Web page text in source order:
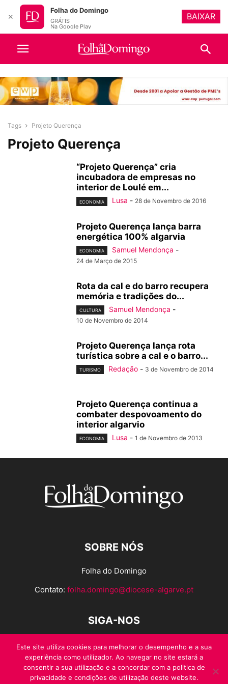
Tags Projeto Querença
Projeto Querença
“Projeto Querença” cria
incubadora de empresas no
interior de Loulé em...
ECONOMIA Lusa - 28 de Novembro de 2016
Projeto Querença lança barra
energética 100% algarvia
ECONOMIA Samuel Mendonça -
24 de Março de 2015
Rota da cal e do barro recupera
memória e tradições do...
CULTURA Samuel Mendonça -
10 de Novembro de 2014
Projeto Querença lança rota
turística sobre a cal e o barro...
TURISMO Redação - 3 de Novembro de 2014
Projeto Querença continua a
combater despovoamento do
interior algarvio
ECONOMIA Lusa - 1 de Novembro de 2013
SOBRE NÓS
Folha do Domingo
Contato: folha.domingo@diocese-algarve.pt
SIGA-NOS
Este site utiliza cookies para melhorar o desempenho e a sua
experiência como utilizador. Ao navegar no site estará a
consentir a sua utilização e a concordar com a politica de
privacidade e condições de utilização deste website.
✕
Folha do Domingo
GRÁTIS
Na Google Play
BAIXAR